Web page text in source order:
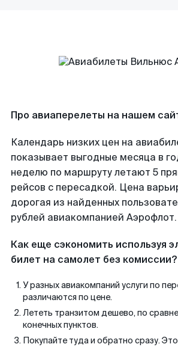
Про авиаперелеты на нашем
Календарь низких цен на
показывает выгодные месяца в
неделю по маршруту летают 5
рейсов с пересадкой. Цена
дорогая из найденных
рублей авиакомпанией Аэрофлот.
Как еще сэкономить используя
билет на самолет без комиссии?
У разных авиакомпаний услуги по
различаются по цене.
Лететь транзитом дешево, по
конечных пунктов.
Покупайте туда и обратно сразу.